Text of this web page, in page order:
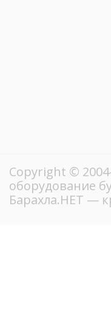
Copyright ©
оборудование
Барахла.НЕТ —